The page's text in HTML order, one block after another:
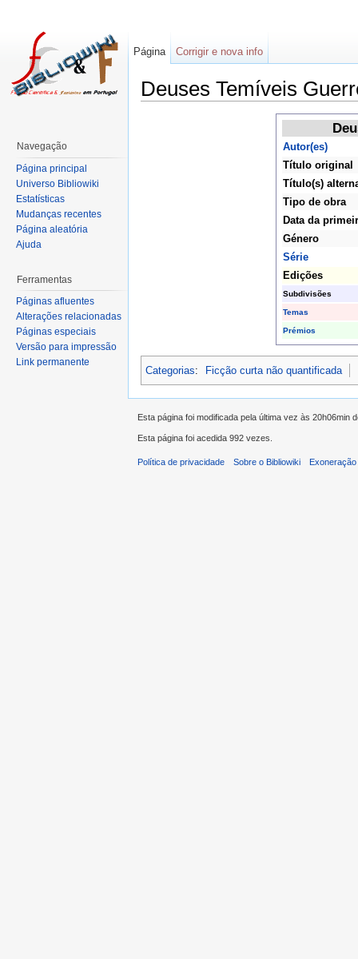
Deuses Temíveis
Autor(es)
Título original
Título(s)
Tipo de obra
Data da
Género
Série
Edições
Subdivisões
Temas
Prémios
Categorias: Ficção curta não quantificada
Página Corrigir e nova info
Navegação
Página principal
Universo Bibliowiki
Estatísticas
Mudanças recentes
Página aleatória
Ajuda
Ferramentas
Páginas afluentes
Alterações relacionadas
Páginas especiais
Versão para impressão
Link permanente
Esta página foi modificada pela última vez às 20h06min
Esta página foi acedida 992 vezes.
Política de privacidade Sobre o Bibliowiki